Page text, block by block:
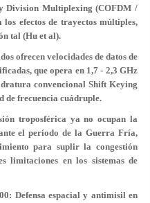
Division Multiplexing (COFDM /
los efectos de trayectos múltiples,
tal (Hu et al).
ofrecen velocidades de datos de
que opera en 1,7 - 2,3 GHz
convencional Shift Keying
de frecuencia cuádruple.
troposférica ya no ocupan la
el período de la Guerra Fría,
para suplir la congestión
limitaciones en los sistemas de
Defensa espacial y antimisil en